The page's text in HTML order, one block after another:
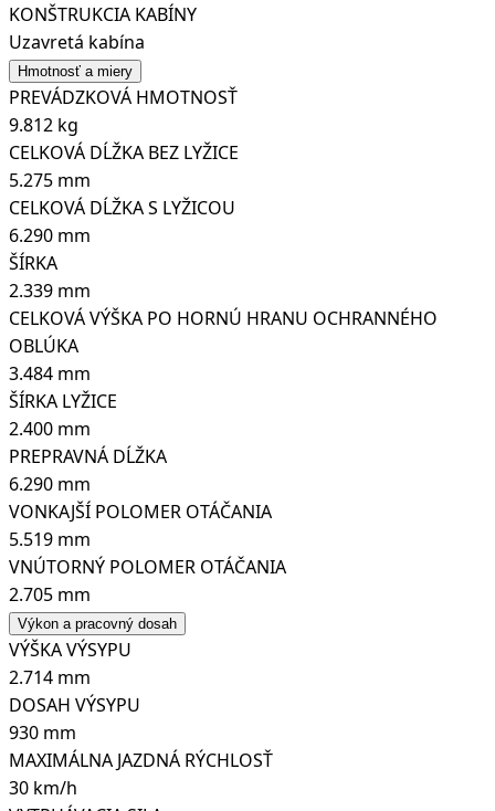
KONŠTRUKCIA KABÍNY
Uzavretá kabína
Hmotnosť a miery
PREVÁDZKOVÁ HMOTNOSŤ
9.812 kg
CELKOVÁ DĹŽKA BEZ LYŽICE
5.275 mm
CELKOVÁ DĹŽKA S LYŽICOU
6.290 mm
ŠÍRKA
2.339 mm
CELKOVÁ VÝŠKA PO HORNÚ HRANU OCHRANNÉHO
OBLÚKA
3.484 mm
ŠÍRKA LYŽICE
2.400 mm
PREPRAVNÁ DĹŽKA
6.290 mm
VONKAJŠÍ POLOMER OTÁČANIA
5.519 mm
VNÚTORNÝ POLOMER OTÁČANIA
2.705 mm
Výkon a pracovný dosah
VÝŠKA VÝSYPU
2.714 mm
DOSAH VÝSYPU
930 mm
MAXIMÁLNA JAZDNÁ RÝCHLOSŤ
30 km/h